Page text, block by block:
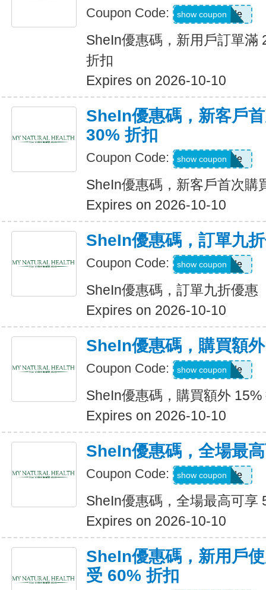
Coupon Code: Show Code
show coupon
SheIn優惠碼，新用戶訂單滿
折扣
Expires on 2026-10-10
SheIn優惠碼，新客戶
30% 折扣
Coupon Code: Show Code
show coupon
SheIn優惠碼，新客戶首次購
Expires on 2026-10-10
SheIn優惠碼，訂單九
Coupon Code: Show Code
show coupon
SheIn優惠碼，訂單九折優惠
Expires on 2026-10-10
SheIn優惠碼，購買額
Coupon Code: Show Code
show coupon
SheIn優惠碼，購買額外 15%
Expires on 2026-10-10
SheIn優惠碼，全場最
Coupon Code: Show Code
show coupon
SheIn優惠碼，全場最高可享
Expires on 2026-10-10
SheIn優惠碼，新用戶
受 60% 折扣